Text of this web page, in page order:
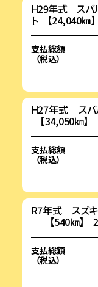
H29年式 スバ
ト 【24,040㎞
支払総額
（税込）
H27年式 ス
【34,050㎞
支払総額
（税込）
R7年式 スズ
【540㎞】
支払総額
（税込）